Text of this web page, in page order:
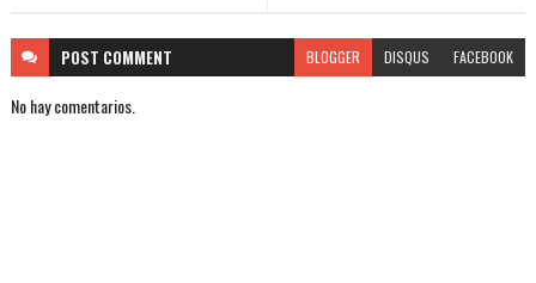
POST COMMENT BLOGGER DISQUS FACEBOOK
No hay comentarios.